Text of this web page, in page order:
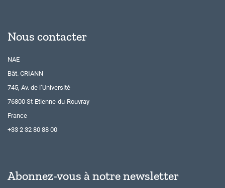
Nous contacter
NAE
Bât. CRIANN
745, Av. de l’Université
76800 St-Etienne-du-Rouvray
France
+33 2 32 80 88 00
Abonnez-vous à notre newsletter